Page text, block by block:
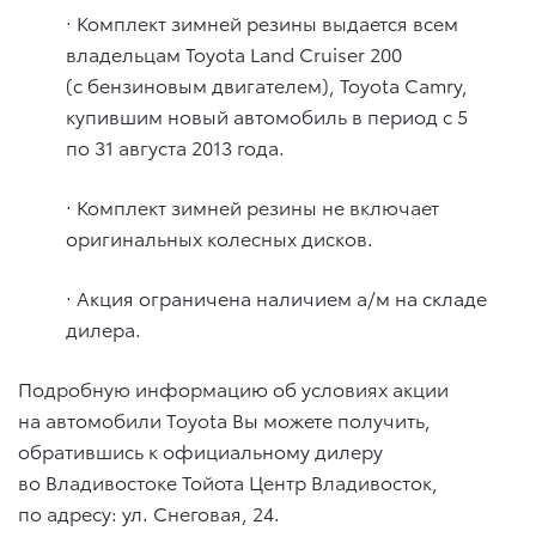
· Комплект зимней резины выдается всем
владельцам Toyota Land Cruiser 200
(с бензиновым двигателем), Toyota Camry,
купившим новый автомобиль в период с 5
по 31 августа 2013 года.
· Комплект зимней резины не включает
оригинальных колесных дисков.
· Акция ограничена наличием а/м на складе
дилера.
Подробную информацию об условиях акции
на автомобили Тoyota Вы можете получить,
обратившись к официальному дилеру
во Владивостоке Тойота Центр Владивосток,
по адресу: ул. Снеговая, 24.